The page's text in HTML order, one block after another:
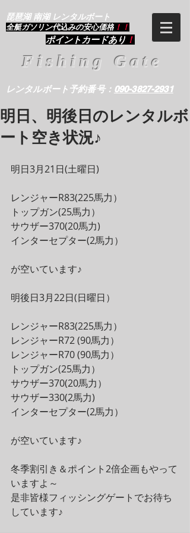
琵琶湖 南湖 レンタルボート
​全艇ガソリン代込みの安心価格 ！！
ポイントカードあり ！
Fishing Gate
レンタルボート予約番号： 090-3827-2931
明日、明後日のレンタルボ
ート空き状況♪
明日3月21日(土曜日)
レンジャーR83(225馬力）
トップガン(25馬力）
サウザー370(20馬力)
インターセプター(2馬力）
が空いています♪
明後日3月22日(日曜日）
レンジャーR83(225馬力）
レンジャーR72 (90馬力）
レンジャーR70 (90馬力）
トップガン(25馬力）
サウザー370(20馬力）
サウザー330(2馬力)
インターセプター(2馬力）
が空いています♪
冬季割引き＆ポイント2倍企画もやって
いますよ～
是非皆様フィッシングゲートでお待ち
しています♪